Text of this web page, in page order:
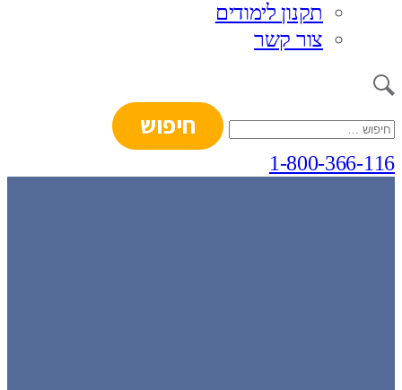
תקנון לימודים
צור קשר
חיפוש:
1-800-366-116